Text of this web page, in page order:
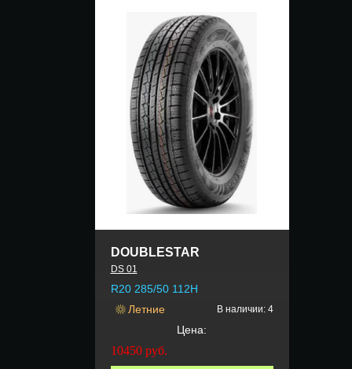
DOUBLESTAR
DS 01
R20 285/50 112H
Летние
В наличии: 4
Цена:
10450 руб.